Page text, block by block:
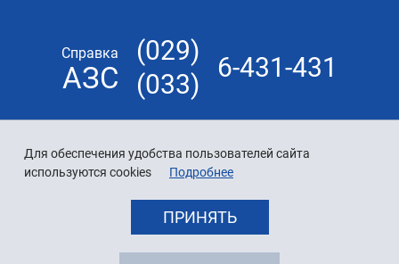
Для обеспечения удобства пользователей сайта
используются cookies
Подробнее
ПРИНЯТЬ
Справка
АЗС
(029)
(033)
6-431-431